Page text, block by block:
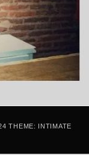
THEME: INTIMATE